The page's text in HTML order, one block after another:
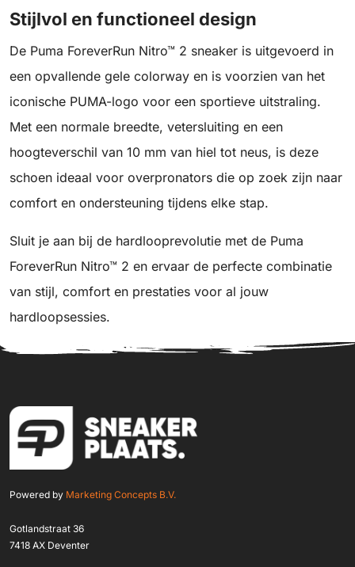
Stijlvol en functioneel design
De Puma ForeverRun Nitro™ 2 sneaker is uitgevoerd in
een opvallende gele colorway en is voorzien van het
iconische PUMA-logo voor een sportieve uitstraling.
Met een normale breedte, vetersluiting en een
hoogteverschil van 10 mm van hiel tot neus, is deze
schoen ideaal voor overpronators die op zoek zijn naar
comfort en ondersteuning tijdens elke stap.
Sluit je aan bij de hardlooprevolutie met de Puma
ForeverRun Nitro™ 2 en ervaar de perfecte combinatie
van stijl, comfort en prestaties voor al jouw
hardloopsessies.
Powered by Marketing Concepts B.V.
Gotlandstraat 36
7418 AX Deventer